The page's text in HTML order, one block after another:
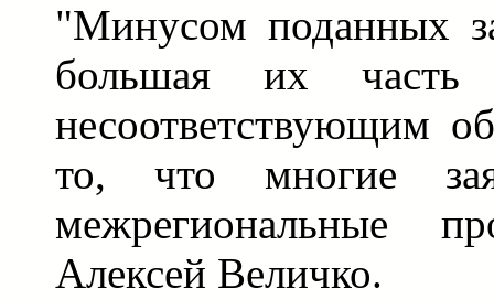
"Минусом поданных
большая их часть
несоответствующим
то, что многие
межрегиональные
Алексей Величко.